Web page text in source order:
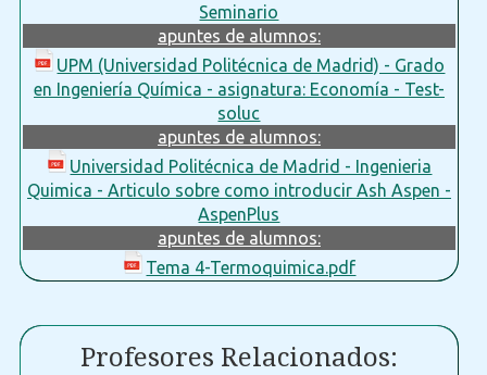
Seminario
apuntes de alumnos:
UPM (Universidad Politécnica de Madrid) - Grado
en Ingeniería Química - asignatura: Economía - Test-
soluc
apuntes de alumnos:
Universidad Politécnica de Madrid - Ingenieria
Quimica - Articulo sobre como introducir Ash Aspen -
AspenPlus
apuntes de alumnos:
Tema 4-Termoquimica.pdf
Profesores Relacionados: